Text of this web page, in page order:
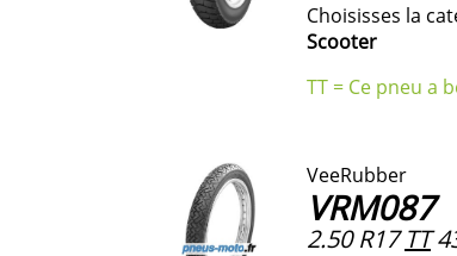
Choisisses la
Scooter
TT = Ce pneu a
VeeRubber
VRM087
2.50 R17 TT